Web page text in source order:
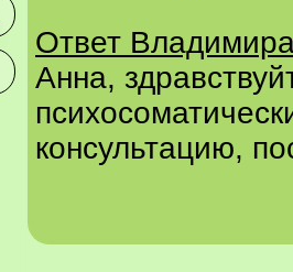
Ответ
Анна,
консультацию,